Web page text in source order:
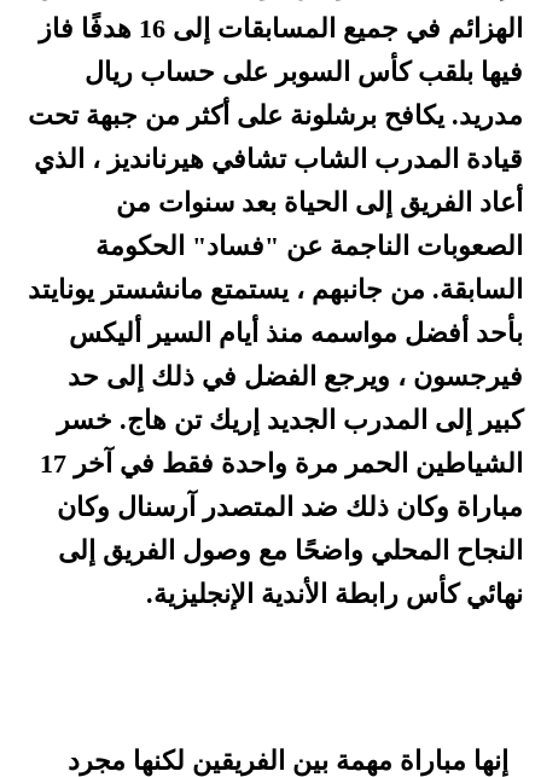
الهزائم في جميع المسابقات إلى 16 هدفًا فاز
فيها بلقب كأس السوبر على حساب ريال
مدريد. يكافح برشلونة على أكثر من جبهة تحت
قيادة المدرب الشاب تشافي هيرنانديز ، الذي
أعاد الفريق إلى الحياة بعد سنوات من
الصعوبات الناجمة عن "فساد" الحكومة
السابقة. من جانبهم ، يستمتع مانشستر يونايتد
بأحد أفضل مواسمه منذ أيام السير أليكس
فيرجسون ، ويرجع الفضل في ذلك إلى حد
كبير إلى المدرب الجديد إريك تن هاج. خسر
الشياطين الحمر مرة واحدة فقط في آخر 17
مباراة وكان ذلك ضد المتصدر آرسنال وكان
النجاح المحلي واضحًا مع وصول الفريق إلى
نهائي كأس رابطة الأندية الإنجليزية.
إنها مباراة مهمة بين الفريقين لكنها مجرد